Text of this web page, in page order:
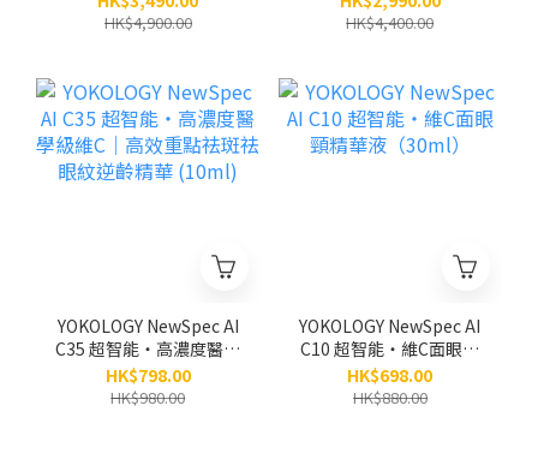
5支 (原價:$4,900)
HK$4,900.00 HK$4,400.00
YOKOLOGY NewSpec AI
C35 超智能‧高濃度醫學
級維C｜高效重點祛斑祛
眼紋逆齡精華 (10ml)
HK$798.00
HK$980.00
YOKOLOGY NewSpec AI
C10 超智能‧維C面眼頸
精華液（30ml）
HK$698.00
HK$880.00